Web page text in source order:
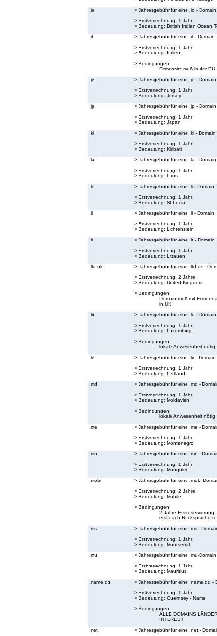
.io
> Jahresgebühr für eine .io - Domain
> Erstverrechnung: 1 Jahr
> Bedeutung: British Indian Ocean
.it
> Jahresgebühr für eine .it - Domain
> Erstverrechnung: 1 Jahr
> Bedeutung: Italien
> Bedingungen:
Firmensitz muß in der EU
.je
> Jahresgebühr für eine .je - Domain
> Erstverrechnung: 1 Jahr
> Bedeutung: Jersey
.jp
> Jahresgebühr für eine .jp - Domain
> Erstverrechnung: 1 Jahr
> Bedeutung: Japan
.ki
> Jahresgebühr für eine .ki - Domain
> Erstverrechnung: 1 Jahr
> Bedeutung: Kiribati
.la
> Jahresgebühr für eine .la - Domain
> Erstverrechnung: 1 Jahr
> Bedeutung: Laos
.lc
> Jahresgebühr für eine .lc- Domain
> Erstverrechnung: 1 Jahr
> Bedeutung: St.Lucia
.li
> Jahresgebühr für eine .li - Domain
> Erstverrechnung: 1 Jahr
> Bedeutung: Lichtenstein
.lt
> Jahresgebühr für eine .lt - Domain
> Erstverrechnung: 1 Jahr
> Bedeutung: Littauen
.ltd.uk
> Jahresgebühr für eine .ltd.uk -
> Erstverrechnung: 2 Jahre
> Bedeutung: United Kingdom
> Bedingungen:
Domain muß mit
in UK
.lu
> Jahresgebühr für eine .lu - Domain
> Erstverrechnung: 1 Jahr
> Bedeutung: Luxemburg
> Bedingungen:
lokale Anwesenheit nötig
.lv
> Jahresgebühr für eine .lv - Domain
> Erstverrechnung: 1 Jahr
> Bedeutung: Lettland
.md
> Jahresgebühr für eine .md -
> Erstverrechnung: 1 Jahr
> Bedeutung: Moldavien
> Bedingungen:
lokale Anwesenheit nötig
.me
> Jahresgebühr für eine .me -
> Erstverrechnung: 1 Jahr
> Bedeutung: Montenegro
.mn
> Jahresgebühr für eine .mn -
> Erstverrechnung: 1 Jahr
> Bedeutung: Mongolei
.mobi
> Jahresgebühr für eine .mobi-
> Erstverrechnung: 2 Jahre
> Bedeutung: Mobile
> Bedingungen:
2 Jahre
erst nach Rücksprache
.ms
> Jahresgebühr für eine .ms -
> Erstverrechnung: 1 Jahr
> Bedeutung: Montserrat
.mu
> Jahresgebühr für eine .mu-Domain
> Erstverrechnung: 1 Jahr
> Bedeutung: Mauritius
.name.gg
> Jahresgebühr für eine .name.gg -
> Erstverrechnung: 1 Jahr
> Bedeutung: Guernsey - Name
> Bedingungen:
ALLE DOMAINS
INTEREST
.net
> Jahresgebühr für eine .net -